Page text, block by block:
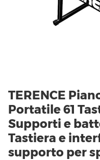
TERENCE
Portatile 61
Supporti e
Tastiera e
supporto per